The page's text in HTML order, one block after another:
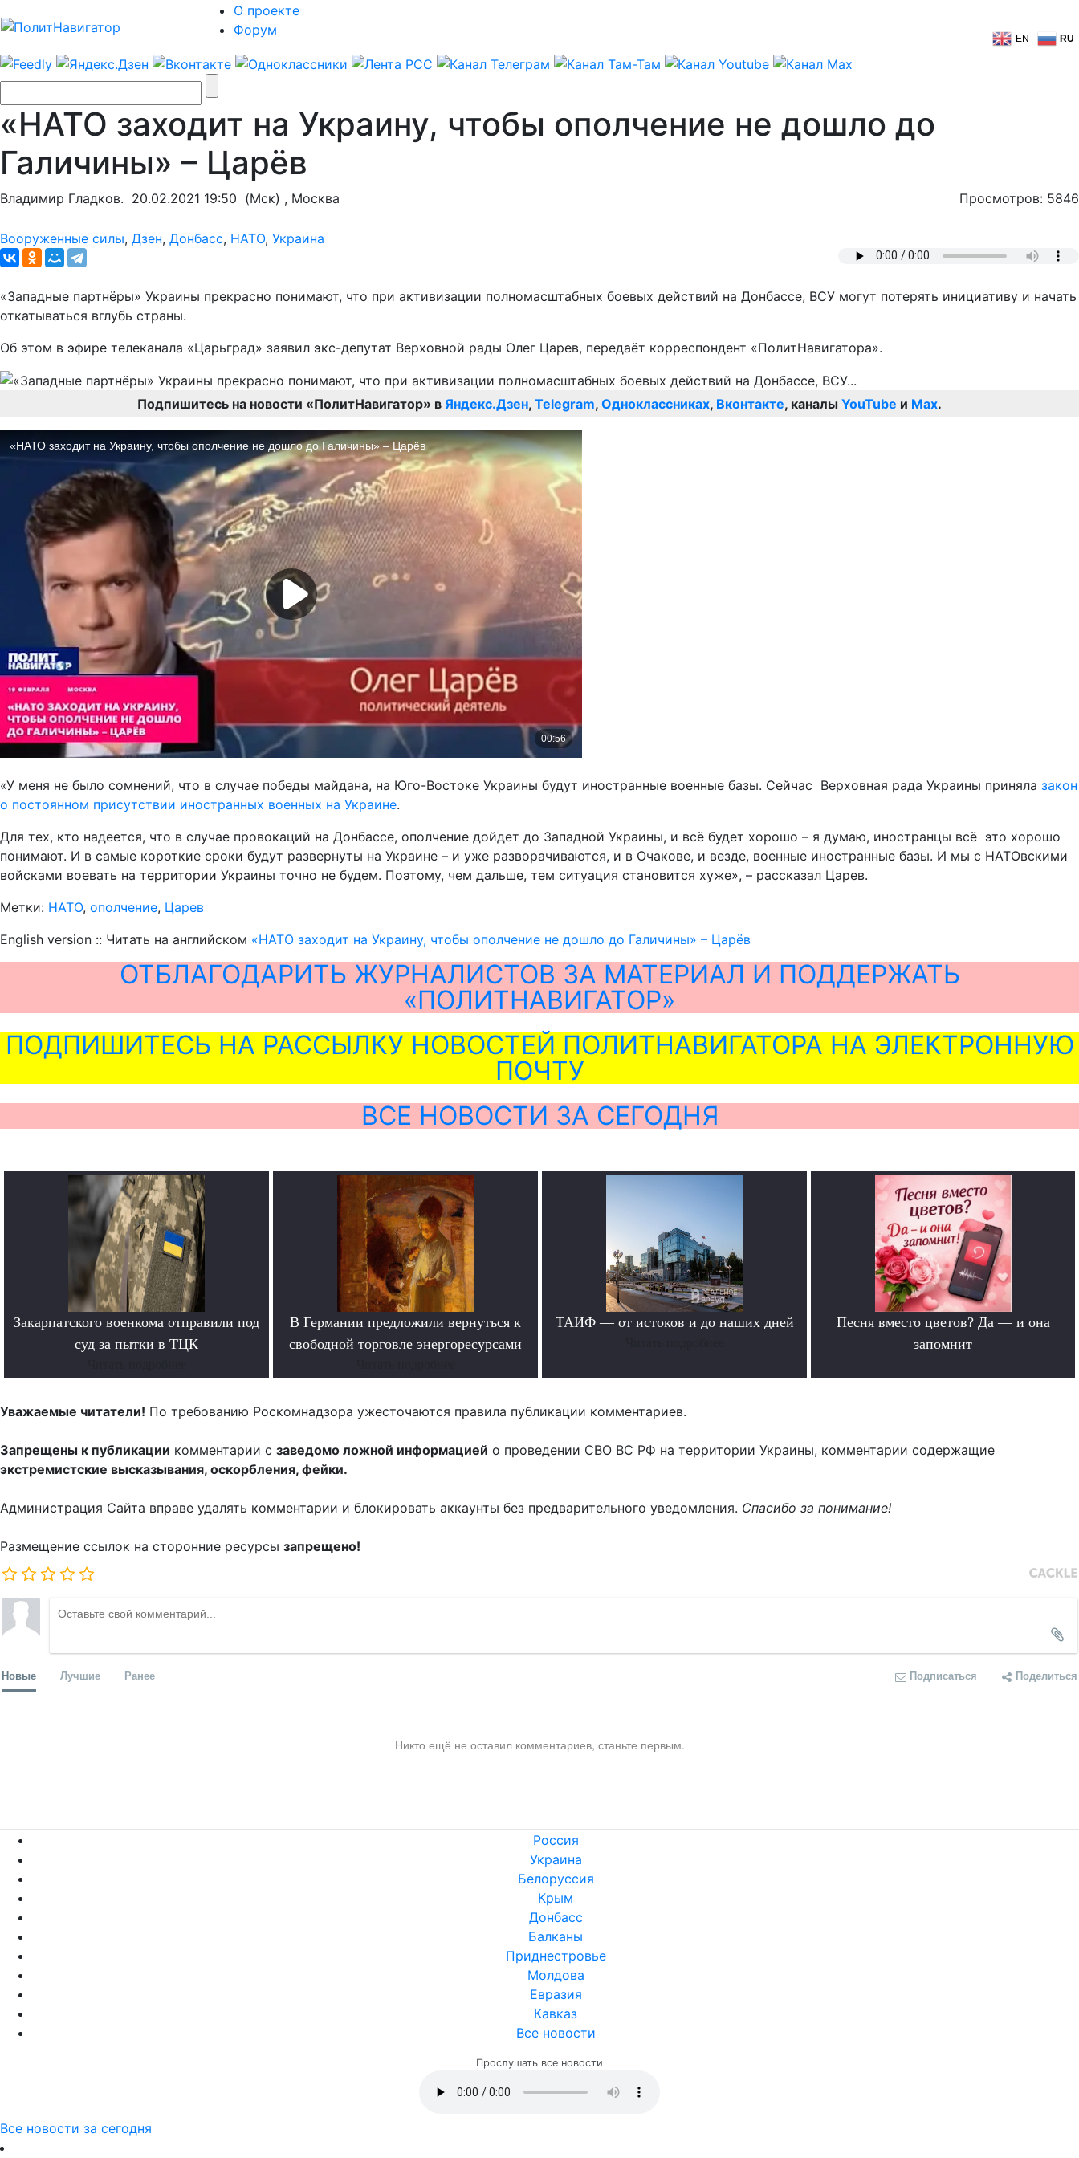
О проекте
Форум
EN RU
«НАТО заходит на Украину, чтобы ополчение не дошло до
Галичины» – Царёв
Владимир Гладков. 20.02.2021 19:50 (Мск) , Москва Просмотров: 5846
Вооруженные силы, Дзен, Донбасс, НАТО, Украина
«Западные партнёры» Украины прекрасно понимают, что при активизации полномасштабных боевых действий на Донбассе, ВСУ могут потерять инициативу и начать
откатываться вглубь страны.
Об этом в эфире телеканала «Царьград» заявил экс-депутат Верховной рады Олег Царев, передаёт корреспондент «ПолитНавигатора».
Подпишитесь на новости «ПолитНавигатор» в Яндекс.Дзен, Telegram, Одноклассниках, Вконтакте, каналы YouTube и Max.
«У меня не было сомнений, что в случае победы майдана, на Юго-Востоке Украины будут иностранные военные базы. Сейчас Верховная рада Украины приняла закон
о постоянном присутствии иностранных военных на Украине.
Для тех, кто надеется, что в случае провокаций на Донбассе, ополчение дойдет до Западной Украины, и всё будет хорошо – я думаю, иностранцы всё это хорошо
понимают. И в самые короткие сроки будут развернуты на Украине – и уже разворачиваются, и в Очакове, и везде, военные иностранные базы. И мы с НАТОвскими
войсками воевать на территории Украины точно не будем. Поэтому, чем дальше, тем ситуация становится хуже», – рассказал Царев.
Метки: НАТО, ополчение, Царев
English version :: Читать на английском «НАТО заходит на Украину, чтобы ополчение не дошло до Галичины» – Царёв
ОТБЛАГОДАРИТЬ ЖУРНАЛИСТОВ ЗА МАТЕРИАЛ И ПОДДЕРЖАТЬ
«ПОЛИТНАВИГАТОР»
ПОДПИШИТЕСЬ НА РАССЫЛКУ НОВОСТЕЙ ПОЛИТНАВИГАТОРА НА ЭЛЕКТРОННУЮ
ПОЧТУ
ВСЕ НОВОСТИ ЗА СЕГОДНЯ
Закарпатского военкома отправили под
суд за пытки в ТЦК
В Германии предложили вернуться к
свободной торговле энергоресурсами
ТАИФ — от истоков и до наших дней
Песня вместо цветов? Да — и она
запомнит
Уважаемые читатели! По требованию Роскомнадзора ужесточаются правила публикации комментариев.
Запрещены к публикации комментарии с заведомо ложной информацией о проведении СВО ВС РФ на территории Украины, комментарии содержащие
экстремистские высказывания, оскорбления, фейки.
Администрация Сайта вправе удалять комментарии и блокировать аккаунты без предварительного уведомления. Спасибо за понимание!
Размещение ссылок на сторонние ресурсы запрещено!
Новые Лучшие Ранее Подписаться Поделиться
Никто ещё не оставил комментариев, станьте первым.
Россия
Украина
Белоруссия
Крым
Донбасс
Балканы
Приднестровье
Молдова
Евразия
Кавказ
Все новости
Прослушать все новости
Все новости за сегодня